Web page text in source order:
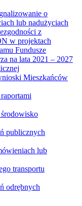
o
lub nadużyciach
z
w projektach
Fundusze
na lata 2021 – 2027
Mieszkańców
środowisko
publicznych
lub
transportu
odrębnych